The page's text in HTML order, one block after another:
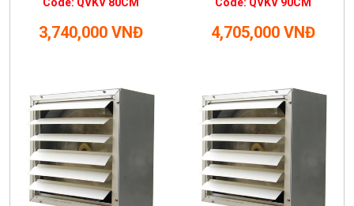
3,740,000 VNĐ 4,705,000 VNĐ